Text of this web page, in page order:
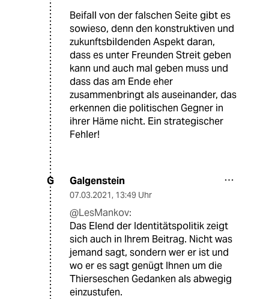
Beifall von der falschen Seite gibt es
sowieso, denn den konstruktiven und
zukunftsbildenden Aspekt daran,
dass es unter Freunden Streit geben
kann und auch mal geben muss und
dass das am Ende eher
zusammenbringt als auseinander, das
erkennen die politischen Gegner in
ihrer Häme nicht. Ein strategischer
Fehler!
G Galgenstein
07.03.2021, 13:49 Uhr
@LesMankov:
Das Elend der Identitätspolitik zeigt
sich auch in Ihrem Beitrag. Nicht was
jemand sagt, sondern wer er ist und
wo er es sagt genügt Ihnen um die
Thierseschen Gedanken als abwegig
einzustufen.